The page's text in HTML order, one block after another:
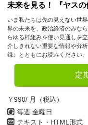
未来を見る！ 『ヤス
いま私たちは先の見えない世
界の未来を、政治経済のみな
らゆる枠組みを使い見通しを
介しきれない重要な情報や分
録』とともにお読みください。
定
￥990/ 月（税込）
毎週 金曜日
テキスト・HTML形式
4月
7月
10月
4月